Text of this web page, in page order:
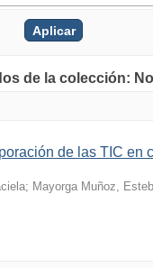
de la colección:
de las TIC en
; Mayorga Muñoz,